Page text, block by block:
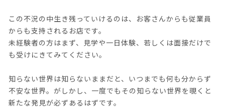
この不況の中生き残っていけるのは、お客さんからも従業員
からも支持されるお店です。
未経験者の方はまず、見学や一日体験、若しくは面接だけで
も受けにきてみてください。
知らない世界は知らないままだと、いつまでも何も分からず
不安な世界。がしかし、一度でもその知らない世界を覗くと
新たな発見が必ずあるはずです。